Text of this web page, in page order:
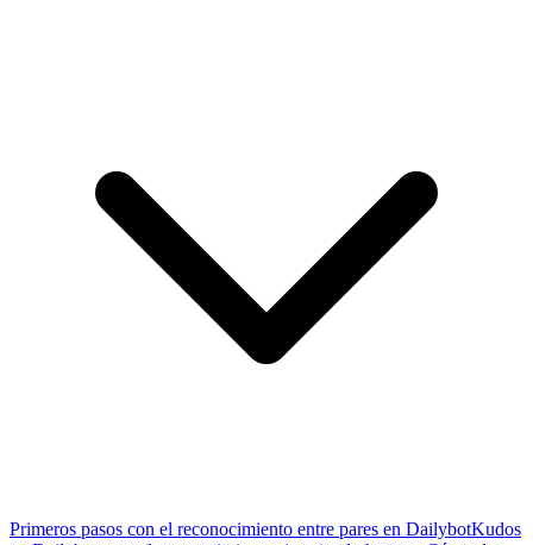
Primeros pasos con el reconocimiento entre pares en DailybotKudos